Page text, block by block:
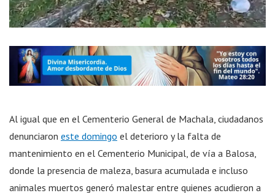
Al igual que en el Cementerio General de Machala, ciudadanos
denunciaron este domingo el deterioro y la falta de
mantenimiento en el Cementerio Municipal, de vía a Balosa,
donde la presencia de maleza, basura acumulada e incluso
animales muertos generó malestar entre quienes acudieron a